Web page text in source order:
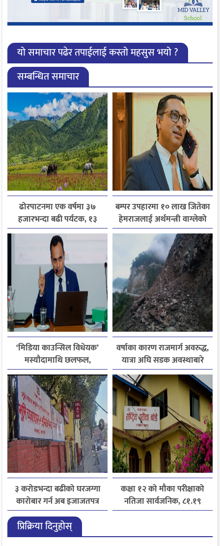
यो समाचार पढेर तपाईलाई कस्तो महसुस भयो ?
सम्बन्धित समाचार
ढोरपाटनमा एक वर्षमा ३७
हजारभन्दा बढी पर्यटक, १३
हजारले बढ्यो आगमन
बम्पर उपहारमा १० लाख जितेका
हेमराजलाई अर्थमन्त्री वाग्लेको
फोन, रुपन्देहीकी सपनाले
जितिन् एक लाख
‘मिडिया काउन्सिल विधेयक’
मस्यौदामाथि छलफल,
एआईदेखि पत्रकारको
लाइसेन्ससम्मका विषयमा
सुझाव
वर्षाका कारण राजमार्ग अवरुद्ध,
यात्रा अघि सडक अवस्थाबारे
जानकारी लिन आग्रह
३ करोडभन्दा बढीको घरजग्गा
कारोबार गर्न अब इजाजतपत्र
अनिवार्य
कक्षा १२ को मौका परीक्षाको
नतिजा सार्वजनिक, ८१.१९
प्रतिशत विद्यार्थी उत्तीर्ण
प्रिक्रिया दिनुहोस्